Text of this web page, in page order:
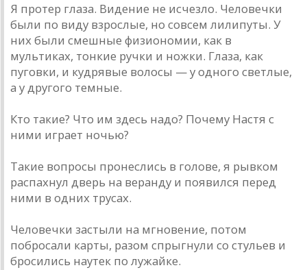
Я протер глаза. Видение не исчезло. Человечки
были по виду взрослые, но совсем лилипуты. У
них были смешные физиономии, как в
мультиках, тонкие ручки и ножки. Глаза, как
пуговки, и кудрявые волосы — у одного светлые,
а у другого темные.
Кто такие? Что им здесь надо? Почему Настя с
ними играет ночью?
Такие вопросы пронеслись в голове, я рывком
распахнул дверь на веранду и появился перед
ними в одних трусах.
Человечки застыли на мгновение, потом
побросали карты, разом спрыгнули со стульев и
бросились наутек по лужайке.